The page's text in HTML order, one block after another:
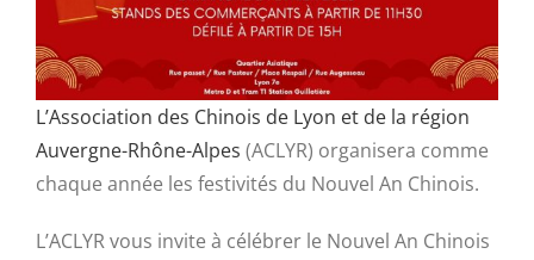
L’Association des Chinois de Lyon et de la région
Auvergne-Rhône-Alpes (ACLYR) organisera comme
chaque année les festivités du Nouvel An Chinois.
L’ACLYR vous invite à célébrer le Nouvel An Chinois